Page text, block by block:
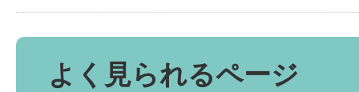
よく見られるページ